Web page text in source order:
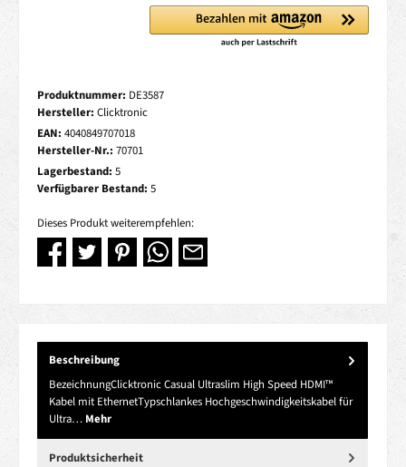
Produktnummer: DE3587
Hersteller: Clicktronic
EAN: 4040849707018
Hersteller-Nr.: 70701
Lagerbestand: 5
Verfügbarer Bestand: 5
Dieses Produkt weiterempfehlen:
Beschreibung
BezeichnungClicktronic Casual Ultraslim High Speed HDMI™
Kabel mit EthernetTypschlankes Hochgeschwindigkeitskabel für
Ultra… Mehr
Produktsicherheit